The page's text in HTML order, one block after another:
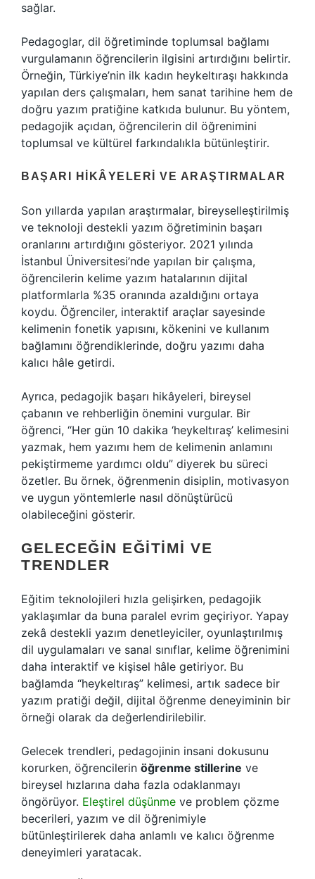
sağlar.
Pedagoglar, dil öğretiminde toplumsal bağlamı
vurgulamanın öğrencilerin ilgisini artırdığını belirtir.
Örneğin, Türkiye’nin ilk kadın heykeltıraşı hakkında
yapılan ders çalışmaları, hem sanat tarihine hem de
doğru yazım pratiğine katkıda bulunur. Bu yöntem,
pedagojik açıdan, öğrencilerin dil öğrenimini
toplumsal ve kültürel farkındalıkla bütünleştirir.
BAŞARI HIKÂYELERI VE ARAŞTIRMALAR
Son yıllarda yapılan araştırmalar, bireyselleştirilmiş
ve teknoloji destekli yazım öğretiminin başarı
oranlarını artırdığını gösteriyor. 2021 yılında
İstanbul Üniversitesi’nde yapılan bir çalışma,
öğrencilerin kelime yazım hatalarının dijital
platformlarla %35 oranında azaldığını ortaya
koydu. Öğrenciler, interaktif araçlar sayesinde
kelimenin fonetik yapısını, kökenini ve kullanım
bağlamını öğrendiklerinde, doğru yazımı daha
kalıcı hâle getirdi.
Ayrıca, pedagojik başarı hikâyeleri, bireysel
çabanın ve rehberliğin önemini vurgular. Bir
öğrenci, “Her gün 10 dakika ‘heykeltıraş’ kelimesini
yazmak, hem yazımı hem de kelimenin anlamını
pekiştirmeme yardımcı oldu” diyerek bu süreci
özetler. Bu örnek, öğrenmenin disiplin, motivasyon
ve uygun yöntemlerle nasıl dönüştürücü
olabileceğini gösterir.
GELECEĞIN EĞITIMI VE
TRENDLER
Eğitim teknolojileri hızla gelişirken, pedagojik
yaklaşımlar da buna paralel evrim geçiriyor. Yapay
zekâ destekli yazım denetleyiciler, oyunlaştırılmış
dil uygulamaları ve sanal sınıflar, kelime öğrenimini
daha interaktif ve kişisel hâle getiriyor. Bu
bağlamda “heykeltıraş” kelimesi, artık sadece bir
yazım pratiği değil, dijital öğrenme deneyiminin bir
örneği olarak da değerlendirilebilir.
Gelecek trendleri, pedagojinin insani dokusunu
korurken, öğrencilerin öğrenme stillerine ve
bireysel hızlarına daha fazla odaklanmayı
öngörüyor. Eleştirel düşünme ve problem çözme
becerileri, yazım ve dil öğrenimiyle
bütünleştirilerek daha anlamlı ve kalıcı öğrenme
deneyimleri yaratacak.